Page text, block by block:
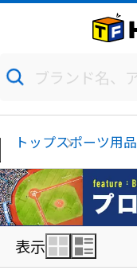
トップスポーツ用品
表示